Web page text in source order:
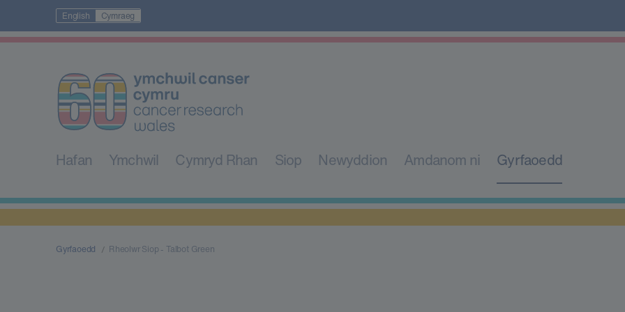
English Cymraeg
Hafan Ymchwil Cymryd Rhan Siop Newyddion Amdanom ni Gyrfaoedd
Gyrfaoedd Rheolwr Siop - Talbot Green